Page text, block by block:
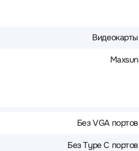
Видеокарты
Maxsun
Без VGA портов
Без Type C портов